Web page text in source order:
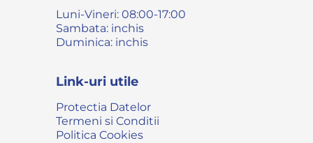
Luni-Vineri: 08:00-17:00
Sambata: inchis
Duminica: inchis
Link-uri utile
Protectia Datelor
Termeni si Conditii
Politica Cookies